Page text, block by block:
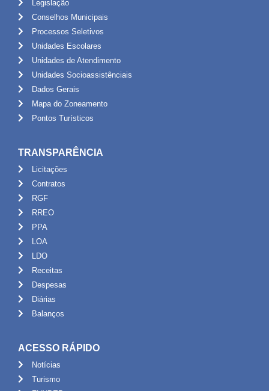
Legislação
Conselhos Municipais
Processos Seletivos
Unidades Escolares
Unidades de Atendimento
Unidades Socioassistênciais
Dados Gerais
Mapa do Zoneamento
Pontos Turísticos
TRANSPARÊNCIA
Licitações
Contratos
RGF
RREO
PPA
LOA
LDO
Receitas
Despesas
Diárias
Balanços
ACESSO RÁPIDO
Notícias
Turismo